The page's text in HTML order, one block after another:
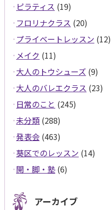
ピラティス (19)
フロリナクラス (20)
プライベートレッスン (12)
メイク (11)
大人のトウシューズ (9)
大人のバレエクラス (23)
日常のこと (245)
未分類(288)
発表会(463)
葵区でのレッスン (14)
開・脚・塾(6)
アーカイブ